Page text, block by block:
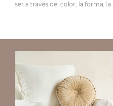
ser a través del color, la forma,